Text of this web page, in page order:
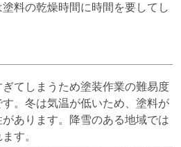
料の乾燥時間に時間を要してし
てしまうため塗装作業の難易度
。冬は気温が低いため、塗料が
あります。降雪のある地域では
す。